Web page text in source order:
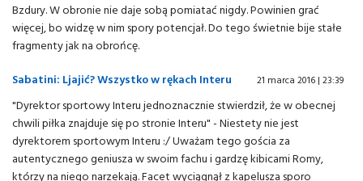
Bzdury. W obronie nie daje sobą pomiatać nigdy. Powinien grać
więcej, bo widzę w nim spory potencjał. Do tego świetnie bije stałe
fragmenty jak na obrońcę.
Sabatini: Ljajić? Wszystko w rękach Interu
21 marca 2016 | 23:39
"Dyrektor sportowy Interu jednoznacznie stwierdził, że w obecnej
chwili piłka znajduje się po stronie Interu" - Niestety nie jest
dyrektorem sportowym Interu :/ Uważam tego gościa za
autentycznego geniusza w swoim fachu i gardzę kibicami Romy,
którzy na niego narzekają. Facet wyciągnął z kapelusza sporo